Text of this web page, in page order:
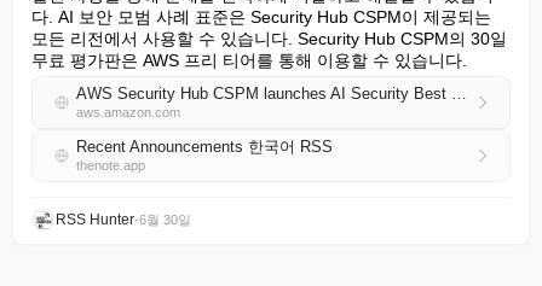
다. AI 보안 모범 사례 표준은 Security Hub CSPM이 제공되는
모든 리전에서 사용할 수 있습니다. Security Hub CSPM의 30일
무료 평가판은 AWS 프리 티어를 통해 이용할 수 있습니다.
AWS Security Hub CSPM launches AI Security Best Practices standard with 31 automated controls
aws.amazon.com
Recent Announcements 한국어 RSS
thenote.app
RSS Hunter•6월 30일